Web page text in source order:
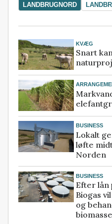
LANDBRUGNORD
KVÆG
Snart
BUSINESS
Lokalt
løfte
Norden
BUSINESS
Efter lån
Biogas
og
biomasse